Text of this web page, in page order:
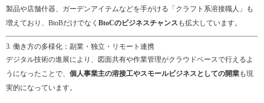
製品や店舗什器、ガーデンアイテムなどを手がける「クラフト系溶接職人」も
増えており、BtoBだけでなく BtoCのビジネスチャンス も拡大しています。
3. 働き方の多様化：副業・独立・リモート連携
デジタル技術の進展により、図面共有や作業管理がクラウドベースで行えるよ
うになったことで、 個人事業主の溶接工やスモールビジネスとしての開業も現
実的になっています。